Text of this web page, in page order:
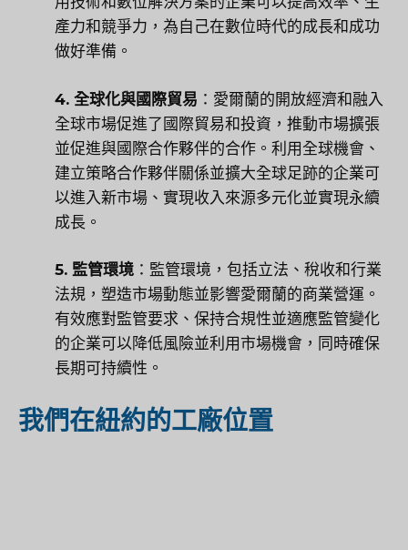
產力和競爭力，為自己在數位時代的成長和成功
做好準備。
4. 全球化與國際貿易 ：愛爾蘭的開放經濟和融入
全球市場促進了國際貿易和投資，推動市場擴張
並促進與國際合作夥伴的合作。利用全球機會、
建立策略合作夥伴關係並擴大全球足跡的企業可
以進入新市場、實現收入來源多元化並實現永續
成長。
5. 監管環境 ：監管環境，包括立法、稅收和行業
法規，塑造市場動態並影響愛爾蘭的商業營運。
有效應對監管要求、保持合規性並適應監管變化
的企業可以降低風險並利用市場機會，同時確保
長期可持續性。
我們在紐約的工廠位置